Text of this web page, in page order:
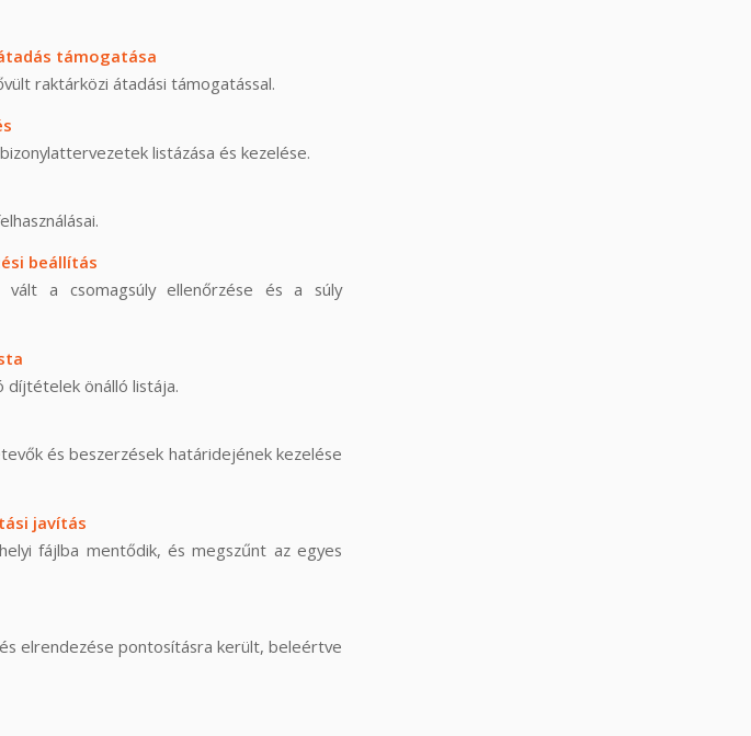
támogatása
raktárközi átadási támogatással.
listázása és kezelése.
beállítás
vált a csomagsúly ellenőrzése és a súly
díjtételek önálló listája.
és beszerzések határidejének kezelése
javítás
fájlba mentődik, és megszűnt az egyes
elrendezése pontosításra került, beleértve